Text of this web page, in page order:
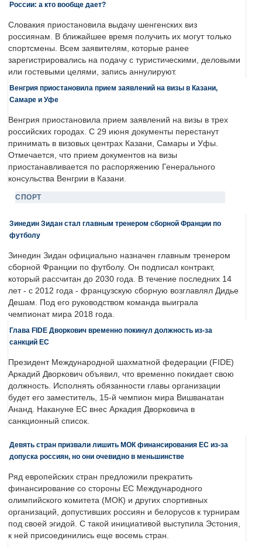
России: а кто вообще дает?
Словакия приостановила выдачу шенгенских виз
россиянам. В ближайшее время получить их могут только
спортсмены. Всем заявителям, которые ранее
зарегистрировались на подачу с туристическими, деловыми
или гостевыми целями, запись аннулируют.
Венгрия приостановила прием заявлений на визы в Казани,
Самаре и Уфе
Венгрия приостановила прием заявлений на визы в трех
российских городах. С 29 июня документы перестанут
принимать в визовых центрах Казани, Самары и Уфы.
Отмечается, что прием документов на визы
приостанавливается по распоряжению Генерального
консульства Венгрии в Казани.
СПОРТ
Зинедин Зидан стал главным тренером сборной Франции по
футболу
Зинедин Зидан официально назначен главным тренером
сборной Франции по футболу. Он подписал контракт,
который рассчитан до 2030 года. В течение последних 14
лет - с 2012 года - французскую сборную возглавлял Дидье
Дешам. Под его руководством команда выиграла
чемпионат мира 2018 года.
Глава FIDE Дворкович временно покинул должность из-за
санкций ЕС
Президент Международной шахматной федерации (FIDE)
Аркадий Дворкович объявил, что временно покидает свою
должность. Исполнять обязанности главы организации
будет его заместитель, 15-й чемпион мира Вишванатан
Ананд. Накануне ЕС внес Аркадия Дворковича в
санкционный список.
Девять стран призвали лишить МОК финансирования ЕС из-за
допуска россиян, но они очевидно в меньшинстве
Ряд европейских стран предложили прекратить
финансирование со стороны ЕС Международного
олимпийского комитета (МОК) и других спортивных
организаций, допустивших россиян и белорусов к турнирам
под своей эгидой. С такой инициативой выступила Эстония,
к ней присоединились еще восемь стран.